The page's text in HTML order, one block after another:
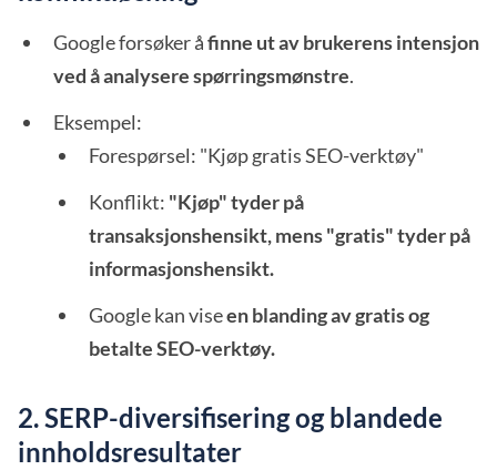
Google forsøker åfinne ut av brukerens intensjon
ved å analysere spørringsmønstre.
Eksempel:
Forespørsel: "Kjøp gratis SEO-verktøy"
Konflikt: "Kjøp" tyder på
transaksjonshensikt, mens "gratis" tyder på
informasjonshensikt.
Google kan viseen blanding av gratis og
betalte SEO-verktøy.
2. SERP-diversifisering og blandede
innholdsresultater